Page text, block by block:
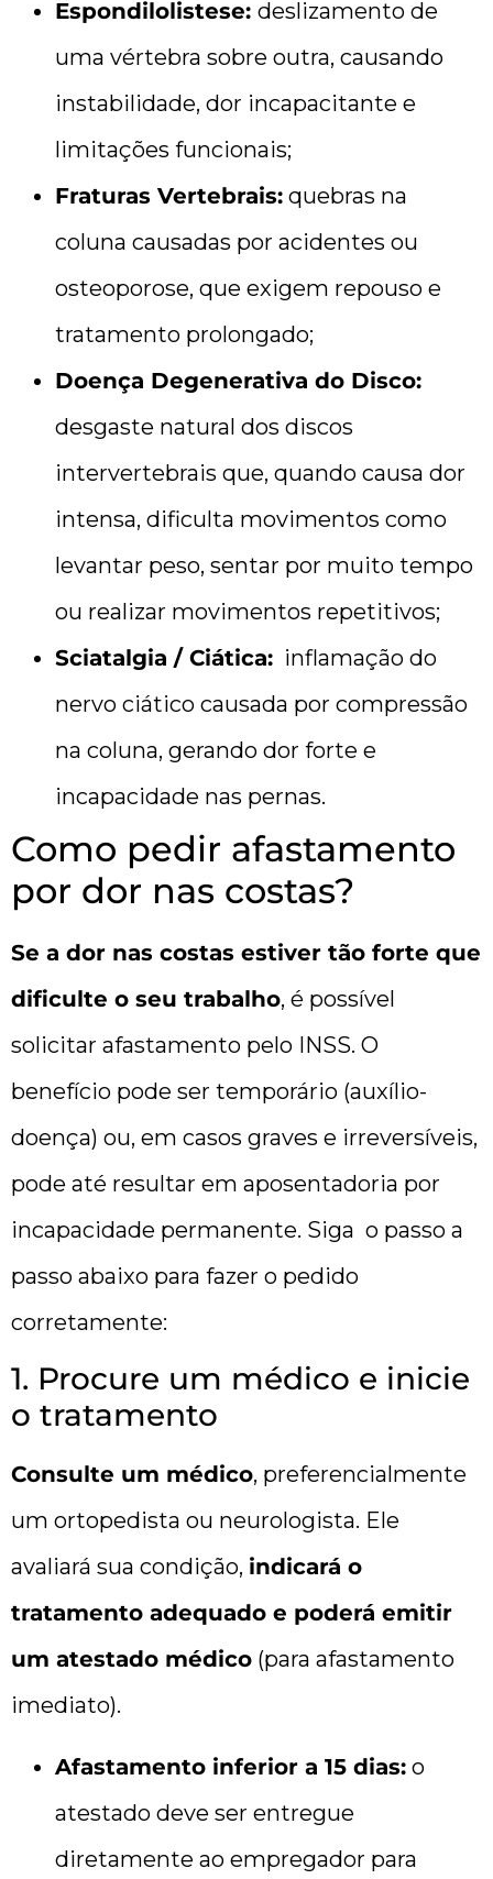
Espondilolistese: deslizamento de
uma vértebra sobre outra, causando
instabilidade, dor incapacitante e
limitações funcionais;
Fraturas Vertebrais: quebras na
coluna causadas por acidentes ou
osteoporose, que exigem repouso e
tratamento prolongado;
Doença Degenerativa do Disco:
desgaste natural dos discos
intervertebrais que, quando causa dor
intensa, dificulta movimentos como
levantar peso, sentar por muito tempo
ou realizar movimentos repetitivos;
Sciatalgia / Ciática: inflamação do
nervo ciático causada por compressão
na coluna, gerando dor forte e
incapacidade nas pernas.
Como pedir afastamento
por dor nas costas?
Se a dor nas costas estiver tão forte que
dificulte o seu trabalho, é possível
solicitar afastamento pelo INSS. O
benefício pode ser temporário (auxílio-
doença) ou, em casos graves e irreversíveis,
pode até resultar em aposentadoria por
incapacidade permanente. Siga o passo a
passo abaixo para fazer o pedido
corretamente:
1. Procure um médico e inicie
o tratamento
Consulte um médico, preferencialmente
um ortopedista ou neurologista. Ele
avaliará sua condição, indicará o
tratamento adequado e poderá emitir
um atestado médico (para afastamento
imediato).
Afastamento inferior a 15 dias: o
atestado deve ser entregue
diretamente ao empregador para